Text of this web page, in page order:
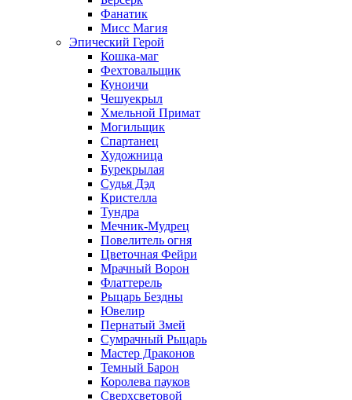
Фанатик
Мисс Магия
Эпический Герой
Кошка-маг
Фехтовальщик
Куноичи
Чешуекрыл
Хмельной Примат
Могильщик
Спартанец
Художница
Бурекрылая
Судья Дэд
Кристелла
Тундра
Мечник-Мудрец
Повелитель огня
Цветочная Фейри
Мрачный Ворон
Флаттерель
Рыцарь Бездны
Ювелир
Пернатый Змей
Сумрачный Рыцарь
Мастер Драконов
Темный Барон
Королева пауков
Сверхсветовой